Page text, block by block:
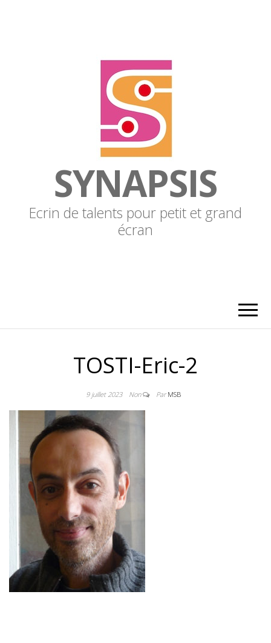
SYNAPSIS
Ecrin de talents pour petit et grand
écran
TOSTI-Eric-2
9 juillet 2023 Non ParMSB